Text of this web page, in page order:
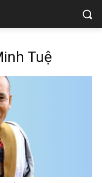
Tuệ